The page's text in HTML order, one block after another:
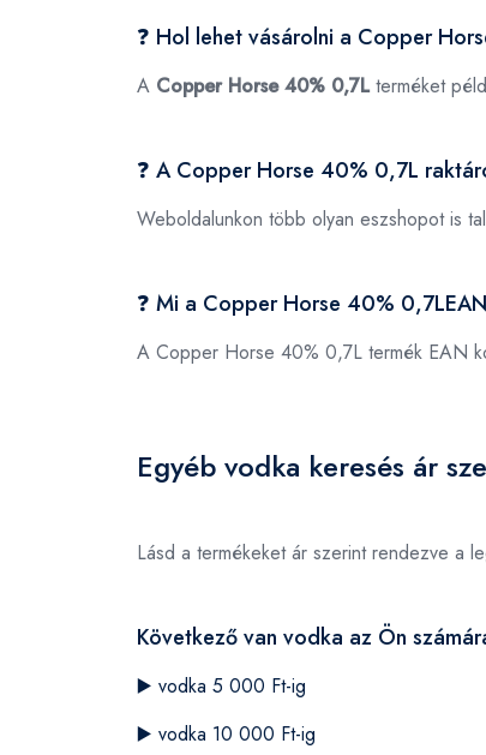
❓ Hol lehet vásárolni a Copper
A Copper Horse 40% 0,7Lterméket
❓ A Copper Horse 40% 0,7L
Weboldalunkon több olyan eszshopot is
❓ Mi a Copper Horse 40%
A Copper Horse 40% 0,7L termék EAN
Egyéb vodka keresés ár
Lásd a termékeket ár szerint rendezve a
Következő van vodka az Ön
▶️ vodka 5 000 Ft-ig
▶️ vodka 10 000 Ft-ig